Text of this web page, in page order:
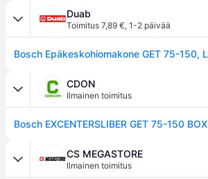
Duab
Toimitus 7,89 €, 1-2 päivää
CDON
Ilmainen toimitus
Bosch EXCENTERSLIBER GET 75-150 BOX
CS MEGASTORE
Ilmainen toimitus